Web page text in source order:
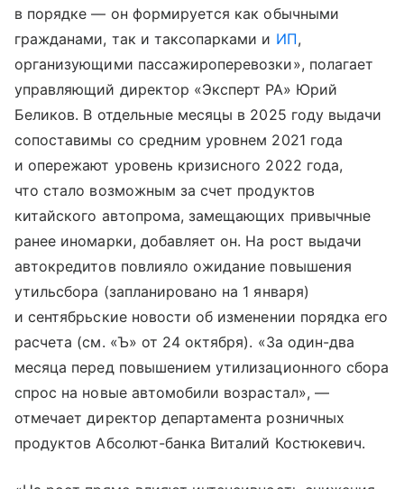
в порядке — он формируется как обычными
гражданами, так и таксопарками и ИП,
организующими пассажироперевозки», полагает
управляющий директор «Эксперт РА» Юрий
Беликов. В отдельные месяцы в 2025 году выдачи
сопоставимы со средним уровнем 2021 года
и опережают уровень кризисного 2022 года,
что стало возможным за счет продуктов
китайского автопрома, замещающих привычные
ранее иномарки, добавляет он. На рост выдачи
автокредитов повлияло ожидание повышения
утильсбора (запланировано на 1 января)
и сентябрьские новости об изменении порядка его
расчета (см. «Ъ» от 24 октября). «За один-два
месяца перед повышением утилизационного сбора
спрос на новые автомобили возрастал», —
отмечает директор департамента розничных
продуктов Абсолют-банка Виталий Костюкевич.